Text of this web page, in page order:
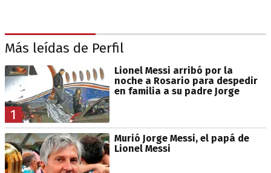
Más leídas de Perfil
1
Lionel Messi arribó por la
noche a Rosario para despedir
en familia a su padre Jorge
Murió Jorge Messi, el papá de
Lionel Messi